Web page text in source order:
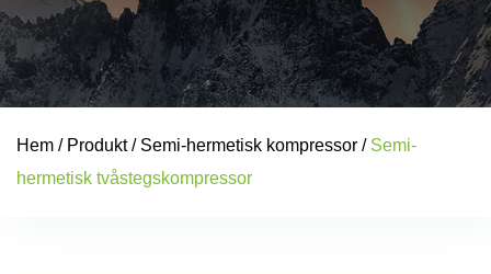
Hem / Produkt/ Semi-hermetisk kompressor / Semi-
hermetisk tvåstegskompressor